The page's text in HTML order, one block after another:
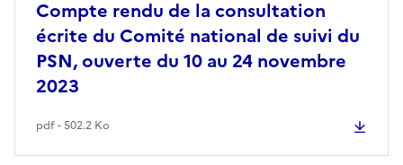
Compte rendu de la consultation
écrite du Comité national de suivi du
PSN, ouverte du 10 au 24 novembre
2023
pdf - 502.2 Ko